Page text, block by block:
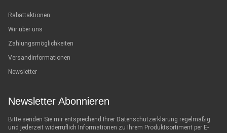
Rabattaktionen
Wir über uns
Zahlungsmöglichkeiten
Versandinformationen
Newsletter
Newsletter Abonnieren
Bitte senden Sie mir entsprechend Ihrer Datenschutzerklärung regelmäßig
und jederzeit widerruflich Informationen zu Ihrem Produktsortiment per E-